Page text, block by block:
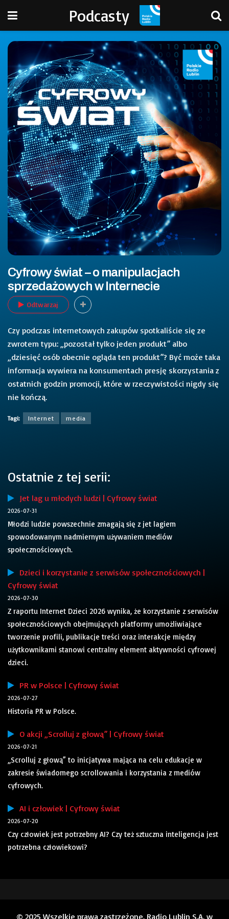
Podcasty
Cyfrowy świat – o manipulacjach
sprzedażowych w Internecie
Odtwarzaj
Czy podczas internetowych zakupów spotkaliście się ze
zwrotem typu: „pozostał tylko jeden produkt” albo
„dziesięć osób obecnie ogląda ten produkt”? Być może taka
informacja wywiera na konsumentach presję skorzystania z
ostatnich godzin promocji, które w rzeczywistości nigdy się
nie kończą.
Tagi: Internet media
Ostatnie z tej serii:
Jet lag u młodych ludzi | Cyfrowy świat
2026-07-31
Młodzi ludzie powszechnie zmagają się z jet lagiem
spowodowanym nadmiernym używaniem mediów
społecznościowych.
Dzieci i korzystanie z serwisów społecznościowych |
Cyfrowy świat
2026-07-30
Z raportu Internet Dzieci 2026 wynika, że korzystanie z serwisów
społecznościowych obejmujących platformy umożliwiające
tworzenie profili, publikacje treści oraz interakcje między
użytkownikami stanowi centralny element aktywności cyfrowej
dzieci.
PR w Polsce | Cyfrowy świat
2026-07-27
Historia PR w Polsce.
O akcji „Scrolluj z głową” | Cyfrowy świat
2026-07-21
„Scrolluj z głową” to inicjatywa mająca na celu edukacje w
zakresie świadomego scrollowania i korzystania z mediów
cyfrowych.
AI i człowiek | Cyfrowy świat
2026-07-20
Czy człowiek jest potrzebny AI? Czy też sztuczna inteligencja jest
potrzebna człowiekowi?
© 2025 Wszelkie prawa zastrzeżone. Radio Lublin S.A. w